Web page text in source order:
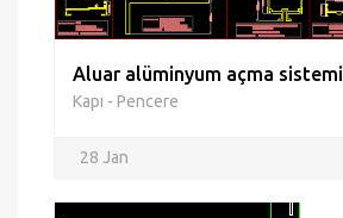
Aluar alüminyum açma sistemi
Kapı - Pencere
28 Jan